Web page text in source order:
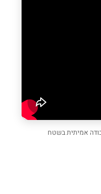
אמיתית בשטח